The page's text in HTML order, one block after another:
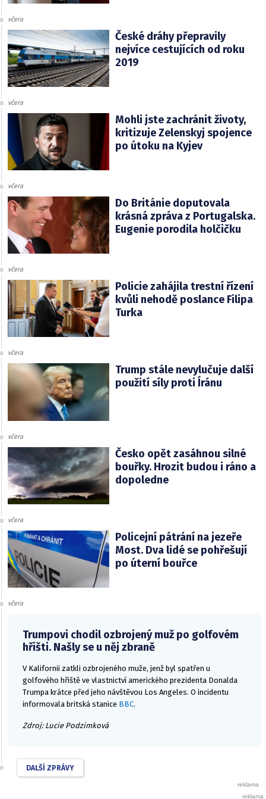
včera
České dráhy přepravily
nejvíce cestujících od roku
2019
včera
Mohli jste zachránit životy,
kritizuje Zelenskyj spojence
po útoku na Kyjev
včera
Do Británie doputovala
krásná zpráva z Portugalska.
Eugenie porodila holčičku
včera
Policie zahájila trestní řízení
kvůli nehodě poslance Filipa
Turka
včera
Trump stále nevylučuje další
použití síly proti Íránu
včera
Česko opět zasáhnou silné
bouřky. Hrozit budou i ráno a
dopoledne
včera
Policejní pátrání na jezeře
Most. Dva lidé se pohřešují
po úterní bouřce
včera
Trumpovi chodil ozbrojený muž po golfovém
hřišti. Našly se u něj zbraně
V Kalifornii zatkli ozbrojeného muže, jenž byl spatřen u
golfového hřiště ve vlastnictví amerického prezidenta Donalda
Trumpa krátce před jeho návštěvou Los Angeles. O incidentu
informovala britská stanice BBC.
Zdroj: Lucie Podzimková
DALŠÍ ZPRÁVY